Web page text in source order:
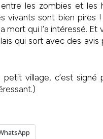
les zombies et les
vivants sont bien pires
qui l’a intéressé. Et
qui sort avec des
village, c’est signé